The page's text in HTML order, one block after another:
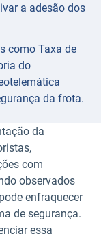
a adesão dos
como Taxa de
do
da frota.
da
com
observados
enfraquecer
de segurança.
essa